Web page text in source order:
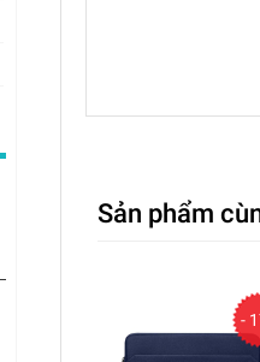
Mặc dù có thiết kế
không phải lục lọi.
Lớp lót bên trong
tính bảng, điện
Sản phẩm
-